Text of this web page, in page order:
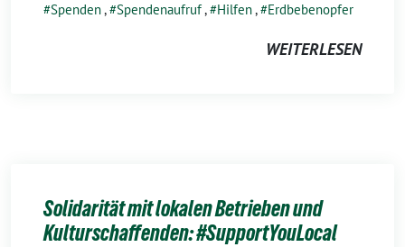
Spenden, Spendenaufruf, Hilfen, Erdbebenopfer
WEITERLESEN
Solidarität mit lokalen Betrieben und
Kulturschaffenden: #SupportYouLocal